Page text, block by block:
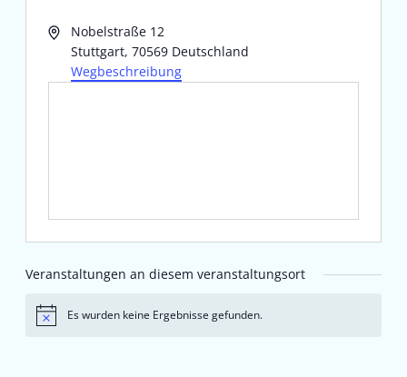
AdresseNobelstraße 12
Stuttgart, 70569 Deutschland
Wegbeschreibung
Veranstaltungen an diesem veranstaltungsort
HinweisEs wurden keine Ergebnisse gefunden.